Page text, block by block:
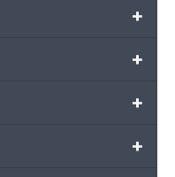
+
+
+
+